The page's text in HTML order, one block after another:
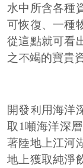
水中所含各種
可恢復、一種
從這點就可看
之不竭的寶貴
開發利用海洋
取1噸海洋深
著陸地上江河
地上獲取純淨